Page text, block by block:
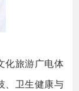
旅游广电体
、卫生健康与